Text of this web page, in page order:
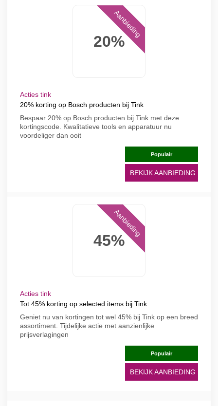
20%
Aanbieding
Acties tink
20% korting op Bosch producten bij Tink
Bespaar 20% op Bosch producten bij Tink met deze
kortingscode. Kwalitatieve tools en apparatuur nu
voordeliger dan ooit
Populair
BEKIJK AANBIEDING
45%
Aanbieding
Acties tink
Tot 45% korting op selected items bij Tink
Geniet nu van kortingen tot wel 45% bij Tink op een breed
assortiment. Tijdelijke actie met aanzienlijke
prijsverlagingen
Populair
BEKIJK AANBIEDING